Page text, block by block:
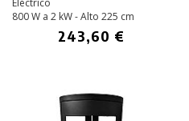
800 W a 2 kW - Alto 225 cm
243,60 €